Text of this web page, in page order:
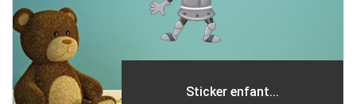
Sticker enfant...